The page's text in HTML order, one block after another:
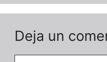
Deja un